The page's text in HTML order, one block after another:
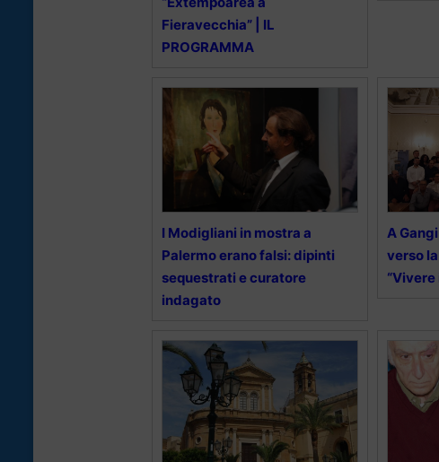
Fieravecchia” | IL
PROGRAMMA
I Modigliani in mostra a
Palermo erano falsi: dipinti
sequestrati e curatore
indagato
A
verso
“Vivere